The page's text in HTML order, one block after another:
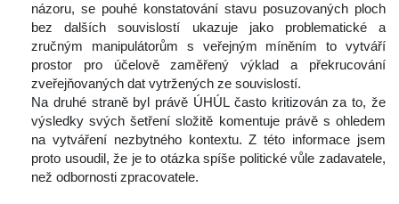
názoru, se pouhé konstatování stavu posuzovaných ploch
bez dalších souvislostí ukazuje jako problematické a
zručným manipulátorům s veřejným míněním to vytváří
prostor pro účelově zaměřený výklad a překrucování
zveřejňovaných dat vytržených ze souvislostí.
Na druhé straně byl právě ÚHÚL často kritizován za to, že
výsledky svých šetření složitě komentuje právě s ohledem
na vytváření nezbytného kontextu. Z této informace jsem
proto usoudil, že je to otázka spíše politické vůle zadavatele,
než odbornosti zpracovatele.